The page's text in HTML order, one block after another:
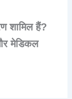
शामिल हैं?
मेडिकल